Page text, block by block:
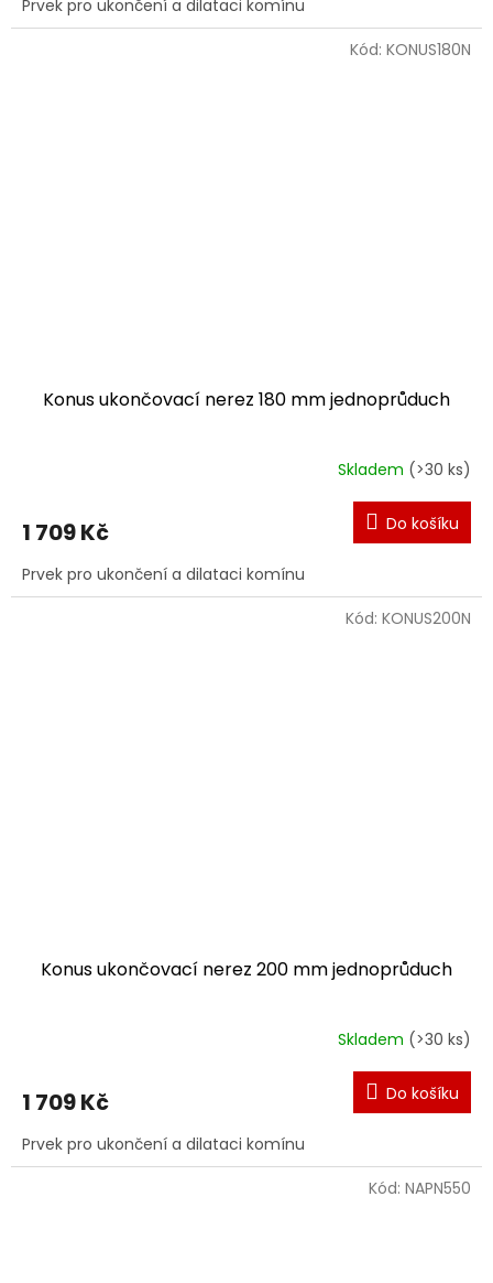
z
5
Prvek pro ukončení a dilataci komínu
Konus ukončovací nerez 180 mm jednoprůduch
Skladem (>30 ks)
1 709 Kč Do košíku
Prvek pro ukončení a dilataci komínu
Kód: KONUS180N
Konus ukončovací nerez 200 mm jednoprůduch
Skladem (>30 ks)
1 709 Kč Do košíku
Prvek pro ukončení a dilataci komínu
Kód: KONUS200N
Kód: NAPN550